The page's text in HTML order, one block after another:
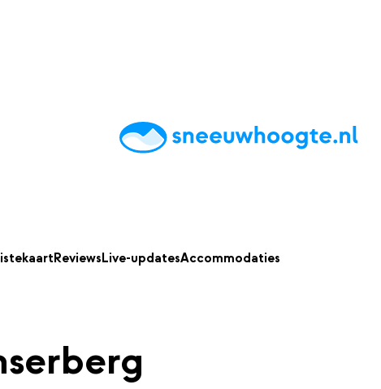
AccommodatiesTipsReviewsLive updatesApp
ReviewsLive-updatesAccommodaties